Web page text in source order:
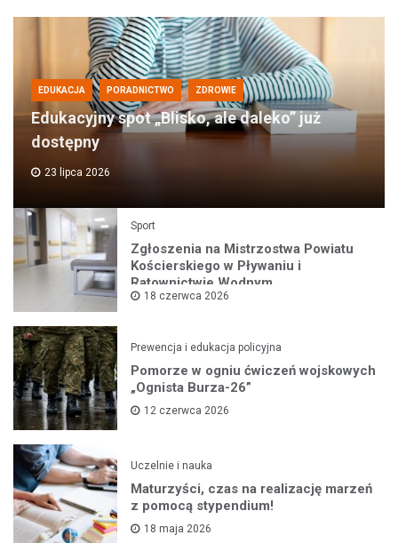
EDUKACJA PORADNICTWO ZDROWIE
Edukacyjny spot „Blisko, ale daleko” już
dostępny
23 lipca 2026
Sport
Zgłoszenia na Mistrzostwa Powiatu
Kościerskiego w Pływaniu i
Ratownictwie Wodnym
18 czerwca 2026
Prewencja i edukacja policyjna
Pomorze w ogniu ćwiczeń wojskowych
„Ognista Burza-26”
12 czerwca 2026
Uczelnie i nauka
Maturzyści, czas na realizację marzeń
z pomocą stypendium!
18 maja 2026